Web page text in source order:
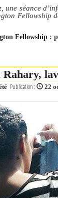
une séance
Fellowship
Fellowship :
Publication : 22